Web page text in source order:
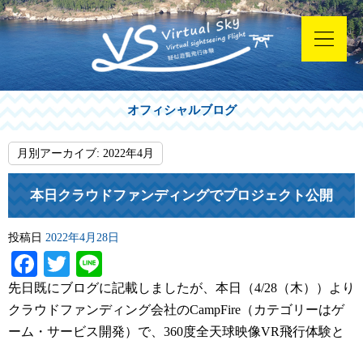
オフィシャルブログ
月別アーカイブ: 2022年4月
本日クラウドファンディングでプロジェクト公開
投稿日 2022年4月28日
Facebook
Twitter
先日既にブログに記載しましたが、本日（4/28（木））より
クラウドファンディング会社のCampFire（カテゴリーはゲ
ーム・サービス開発）で、360度全天球映像VR飛行体験と